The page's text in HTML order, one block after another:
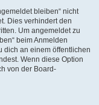
bleiben“ nicht
Dies verhindert den
Um angemeldet zu
beim Anmelden
dich an einem öffentlichen
Wenn diese Option
von der Board-